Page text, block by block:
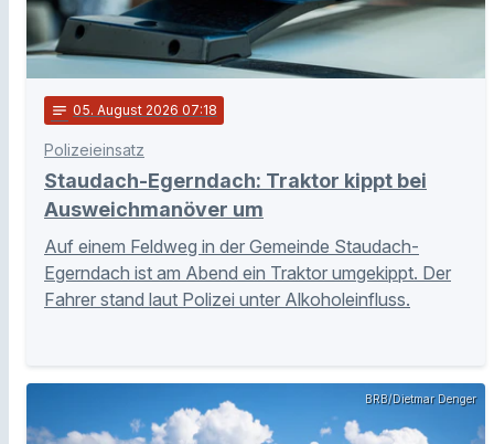
notes 05. August 2026 07:18
Polizeieinsatz
Staudach-Egerndach: Traktor kippt bei
Ausweichmanöver um
Auf einem Feldweg in der Gemeinde Staudach-
Egerndach ist am Abend ein Traktor umgekippt. Der
Fahrer stand laut Polizei unter Alkoholeinfluss.
BRB/Dietmar Denger